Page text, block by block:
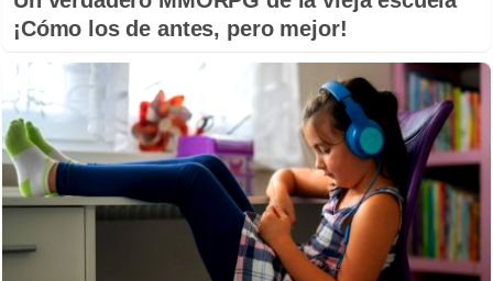
¡Cómo los de antes, pero mejor!